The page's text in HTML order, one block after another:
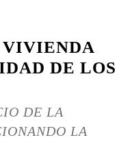
VIVIENDA
DE LOS
DE LA
LA